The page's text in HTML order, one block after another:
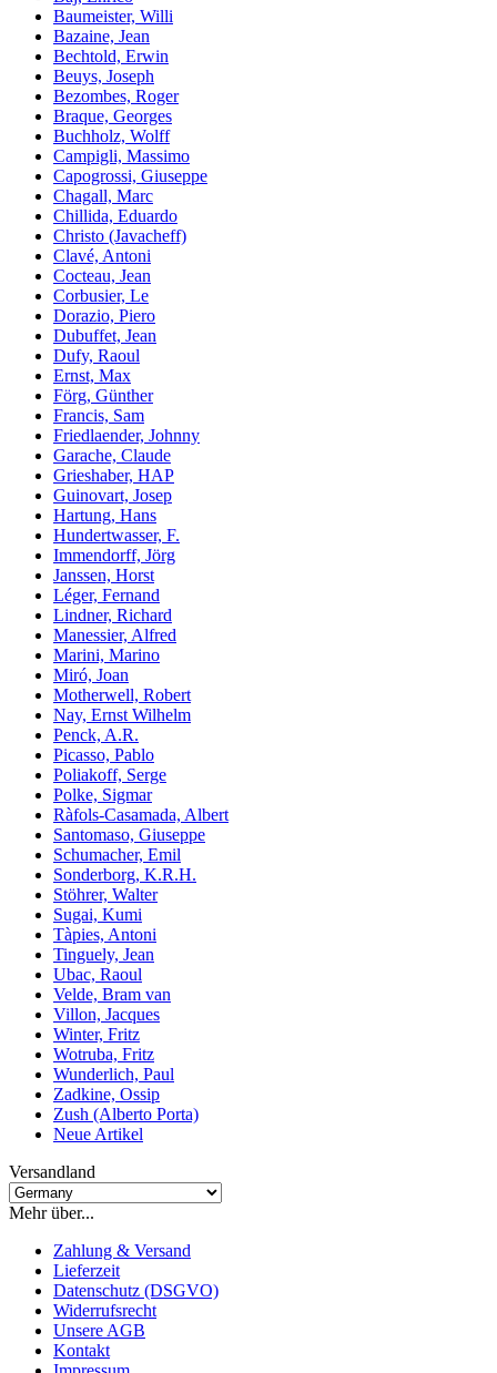
Baumeister, Willi
Bazaine, Jean
Bechtold, Erwin
Beuys, Joseph
Bezombes, Roger
Braque, Georges
Buchholz, Wolff
Campigli, Massimo
Capogrossi, Giuseppe
Chagall, Marc
Chillida, Eduardo
Christo (Javacheff)
Clavé, Antoni
Cocteau, Jean
Corbusier, Le
Dorazio, Piero
Dubuffet, Jean
Dufy, Raoul
Ernst, Max
Förg, Günther
Francis, Sam
Friedlaender, Johnny
Garache, Claude
Grieshaber, HAP
Guinovart, Josep
Hartung, Hans
Hundertwasser, F.
Immendorff, Jörg
Janssen, Horst
Léger, Fernand
Lindner, Richard
Manessier, Alfred
Marini, Marino
Miró, Joan
Motherwell, Robert
Nay, Ernst Wilhelm
Penck, A.R.
Picasso, Pablo
Poliakoff, Serge
Polke, Sigmar
Ràfols-Casamada, Albert
Santomaso, Giuseppe
Schumacher, Emil
Sonderborg, K.R.H.
Stöhrer, Walter
Sugai, Kumi
Tàpies, Antoni
Tinguely, Jean
Ubac, Raoul
Velde, Bram van
Villon, Jacques
Winter, Fritz
Wotruba, Fritz
Wunderlich, Paul
Zadkine, Ossip
Zush (Alberto Porta)
Neue Artikel
Versandland
Mehr über...
Zahlung & Versand
Lieferzeit
Datenschutz (DSGVO)
Widerrufsrecht
Unsere AGB
Kontakt